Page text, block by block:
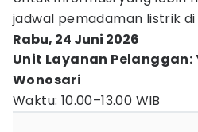
jadwal pemadaman listrik
Rabu, 24 Juni 2026
Unit Layanan
Wonosari
Waktu: 10.00–13.00 WIB